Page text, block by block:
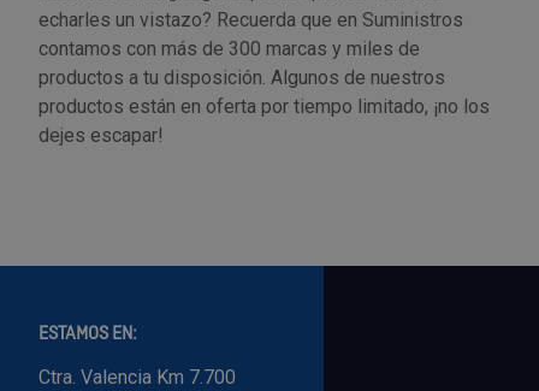
echarles un vistazo? Recuerda que en Suministros
contamos con más de 300 marcas y miles de
productos a tu disposición. Algunos de nuestros
productos están en oferta por tiempo limitado, ¡no los
dejes escapar!
ESTAMOS EN:
Ctra. Valencia Km 7.700